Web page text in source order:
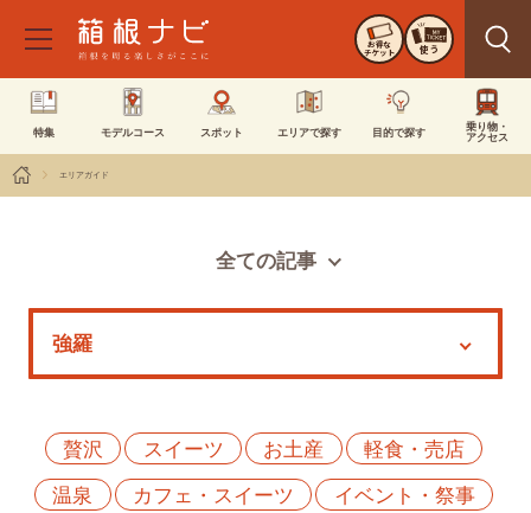
お得な
チケット 使う
特集 モデルコース スポット エリアで探す 目的で探す
乗り物・
アクセス
エリアガイド
全ての記事
特集
贅沢
スイーツ お土産
軽食・売店
温泉
カフェ・スイーツ
イベント・祭事